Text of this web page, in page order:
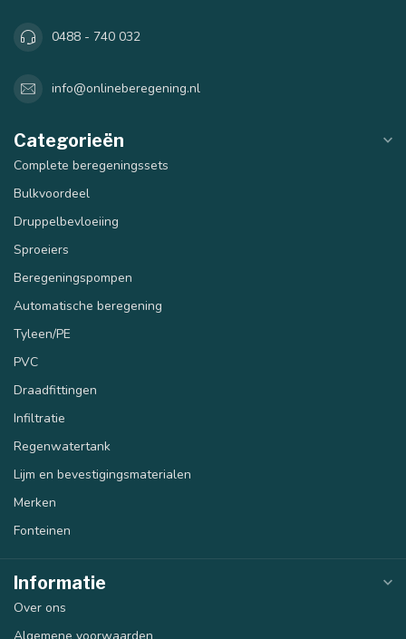
0488 - 740 032
info@onlineberegening.nl
Categorieën
Complete beregeningssets
Bulkvoordeel
Druppelbevloeiing
Sproeiers
Beregeningspompen
Automatische beregening
Tyleen/PE
PVC
Draadfittingen
Infiltratie
Regenwatertank
Lijm en bevestigingsmaterialen
Merken
Fonteinen
Informatie
Over ons